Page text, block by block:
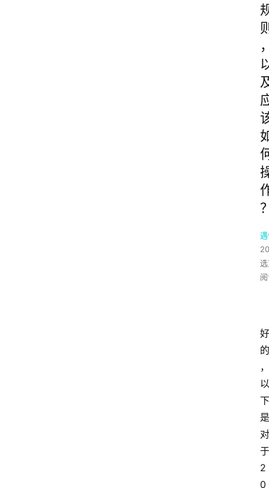
好
的
，
以
下
是
对
于
2
0